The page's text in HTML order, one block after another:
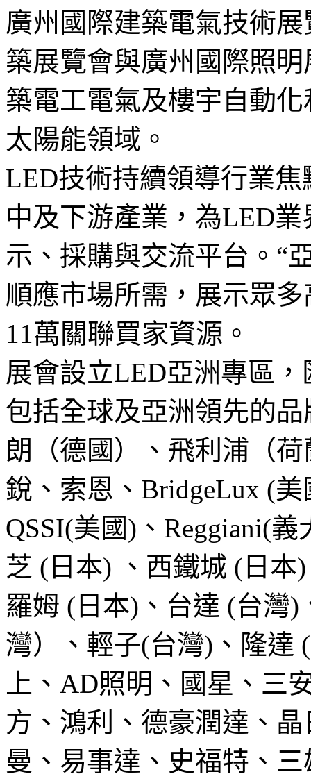
廣州國際建築電氣技術
築展覽會與廣州國際照
築電工電氣及樓宇自動
太陽能領域。
LED技術持續領導行業
中及下游產業，為LED
示、採購與交流平台。“
順應市場所需，展示眾
11萬關聯買家資源。
展會設立LED亞洲專區
包括全球及亞洲領先的
朗（德國）、飛利浦（
銳、索恩、BridgeLux (
QSSI(美國)、Reggiani(
芝 (日本) 、西鐵城 (日本
羅姆 (日本)、台達 (台灣
灣）、輕子(台灣)、隆達
上、AD照明、國星、三
方、鴻利、德豪潤達、
曼、易事達、史福特、